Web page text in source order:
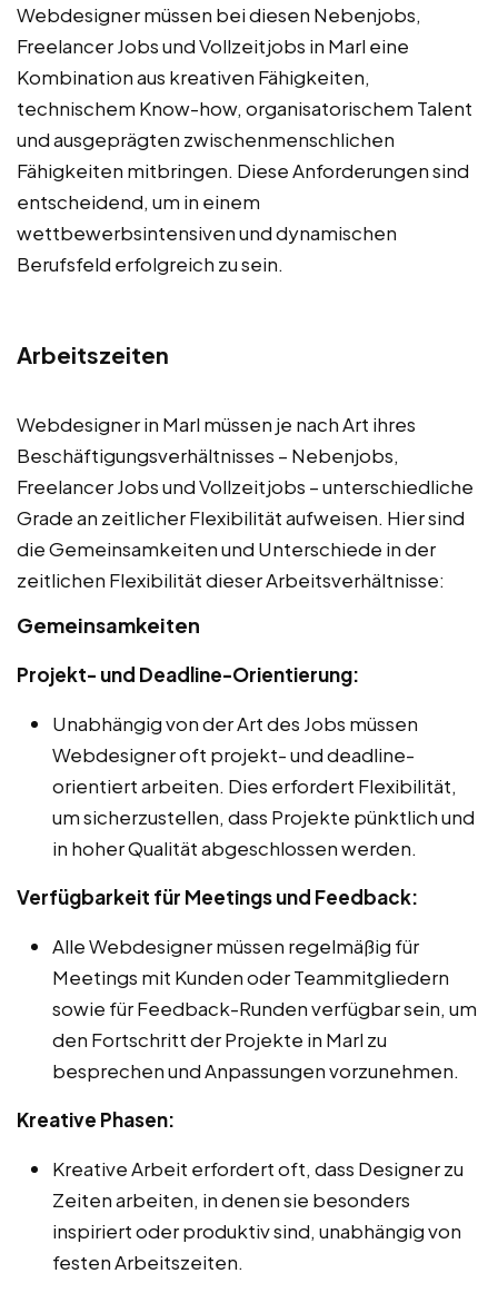
Webdesigner müssen bei diesen Nebenjobs,
Freelancer Jobs und Vollzeitjobs in Marl eine
Kombination aus kreativen Fähigkeiten,
technischem Know-how, organisatorischem Talent
und ausgeprägten zwischenmenschlichen
Fähigkeiten mitbringen. Diese Anforderungen sind
entscheidend, um in einem
wettbewerbsintensiven und dynamischen
Berufsfeld erfolgreich zu sein.
Arbeitszeiten
Webdesigner in Marl müssen je nach Art ihres
Beschäftigungsverhältnisses – Nebenjobs,
Freelancer Jobs und Vollzeitjobs – unterschiedliche
Grade an zeitlicher Flexibilität aufweisen. Hier sind
die Gemeinsamkeiten und Unterschiede in der
zeitlichen Flexibilität dieser Arbeitsverhältnisse:
Gemeinsamkeiten
Projekt- und Deadline-Orientierung:
Unabhängig von der Art des Jobs müssen
Webdesigner oft projekt- und deadline-
orientiert arbeiten. Dies erfordert Flexibilität,
um sicherzustellen, dass Projekte pünktlich und
in hoher Qualität abgeschlossen werden.
Verfügbarkeit für Meetings und Feedback:
Alle Webdesigner müssen regelmäßig für
Meetings mit Kunden oder Teammitgliedern
sowie für Feedback-Runden verfügbar sein, um
den Fortschritt der Projekte in Marl zu
besprechen und Anpassungen vorzunehmen.
Kreative Phasen:
Kreative Arbeit erfordert oft, dass Designer zu
Zeiten arbeiten, in denen sie besonders
inspiriert oder produktiv sind, unabhängig von
festen Arbeitszeiten.